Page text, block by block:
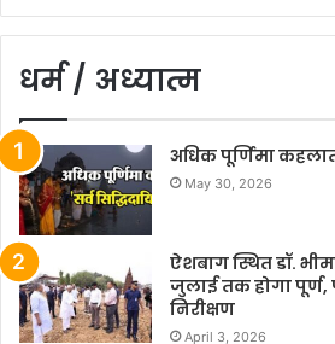
धर्म / अध्यात्म
अधिक पूर्णिमा
May 30, 2026
ऐशबाग स्थित डॉ.
जुलाई तक होगा पूर्ण,
निरीक्षण
April 3, 2026